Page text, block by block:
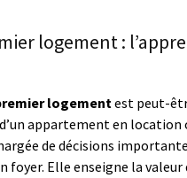
logement :
logementest peut-
d’un appartement en
de décisions
foyer. Elle enseigne la